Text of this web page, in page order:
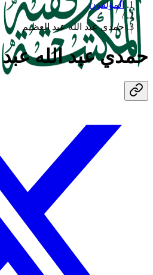
المؤلفون
/
حمدي عبد الله عبد العظيم
حمدي عبد الله